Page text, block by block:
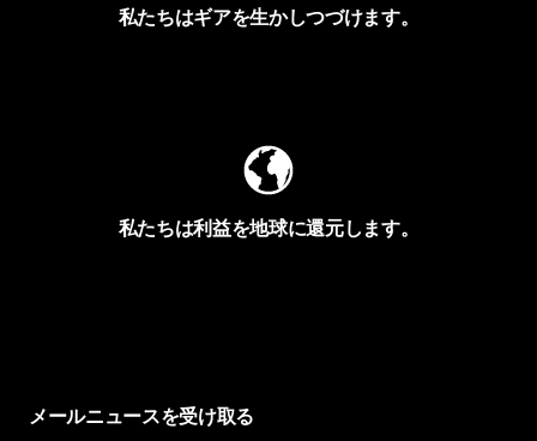
私たちはギアを生かしつづけます。
私たちは利益を地球に還元します。
メールニュースを受け取る